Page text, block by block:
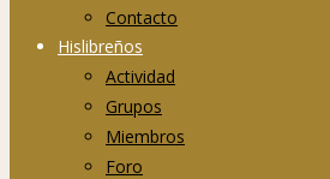
Contacto
Hislibreños
Actividad
Grupos
Miembros
Foro